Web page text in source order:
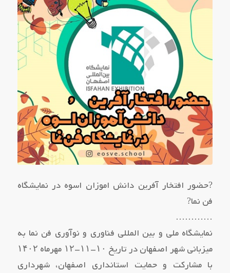
?حضور افتخار آفرین دانش اموزان اسوه در نمایشگاه
فن نما?
…………
نمایشگاه ملی و بین المللی فناوری و نوآوری فن نما به
میزبانی شهر اصفهان در تاریخ ۱۰-۱۱-۱۲ مهرماه ۱۴۰۲
با مشارکت و حمایت استانداری اصفهان، شهرداری